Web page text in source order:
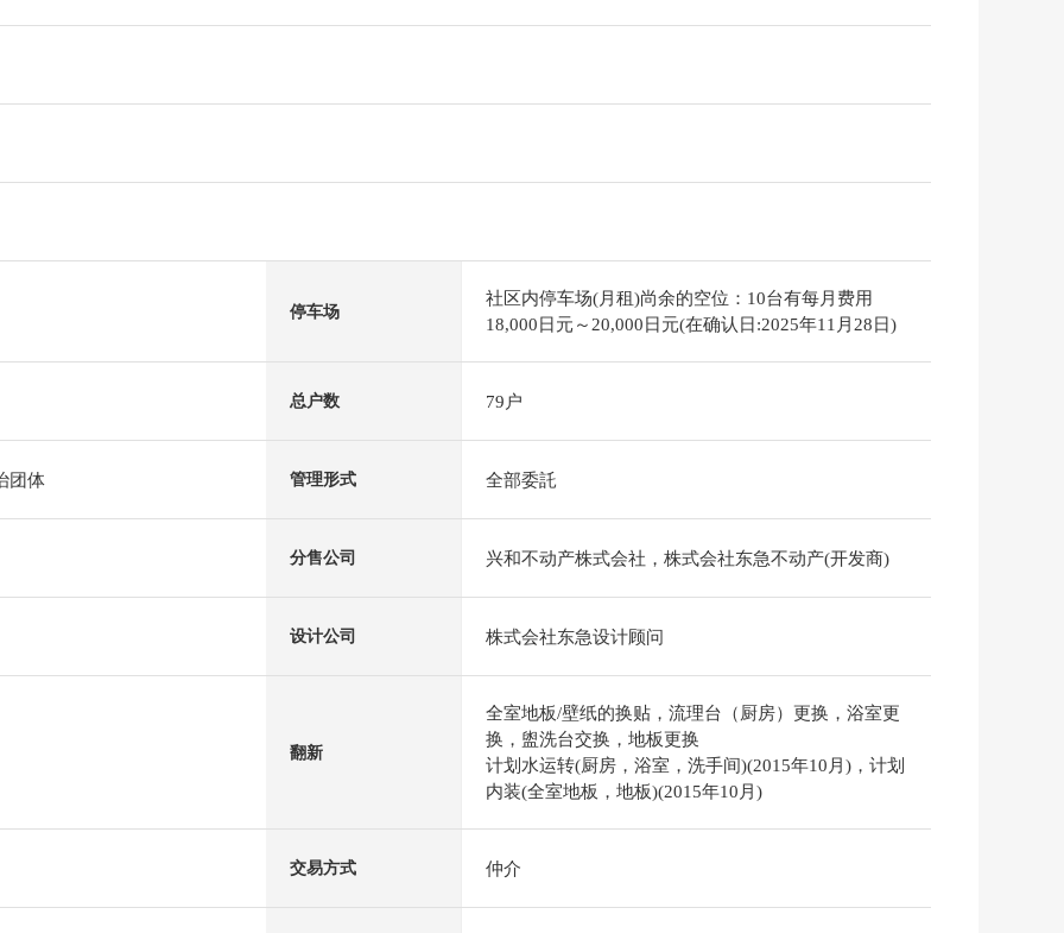
停车场
社区内停车场(月租)尚余的空位：10台有每月费用
18,000日元～20,000日元(在确认日:2025年11月28日)
总户数 79户
团体 管理形式 全部委託
分售公司 兴和不动产株式会社，株式会社东急不动产(开发商)
设计公司 株式会社东急设计顾问
翻新
全室地板/壁纸的换贴，流理台（厨房）更换，浴室更
换，盥洗台交换，地板更换
计划水运转(厨房，浴室，洗手间)(2015年10月)，计划
内装(全室地板，地板)(2015年10月)
交易方式 仲介